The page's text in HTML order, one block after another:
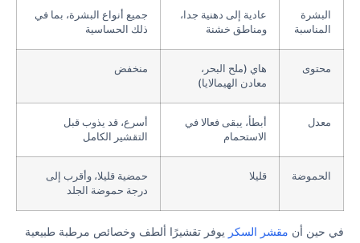
البشرة
المناسبة
عادية إلى دهنية جدا،
ومناطق خشنة
جميع أنواع البشرة، بما في
ذلك الحساسية
محتوى
هاي (ملح البحر،
معادن الهيمالايا)
منخفض
معدل
أبطأ، يبقى فعالا في
الاستحمام
أسرع، قد يذوب قبل
التقشير الكامل
الحموضة قليلا
حمضية قليلا، وأقرب إلى
درجة حموضة الجلد
في حين أن مقشر السكر يوفر تقشيرًا ألطف وخصائص مرطبة طبيعية